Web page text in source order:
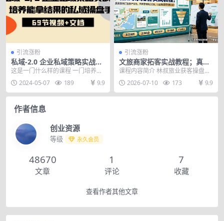
引流涨粉
私域-2.0 企业私域策略实战
课，培养能拿结果的私域操盘
这是一门什么样的课程 一门培养私
域咨询顾问的课程 !每个人都要有脱
高职场成为个体...
2024-05-07 189 9.9
引流涨粉
文旅商家拓客实战教程；真实
案例打造客户信任，完整落地
心法
课程内容简介 林叔旅业获客操盘术
聚焦旅游行业线上线下获客全流
程，拆解经过实战验证...
2026-07-10 173 9.9
作者信息
创业资源
等级 永久会员
48670
文章
1
评论
7
收藏
查看作者其他文章